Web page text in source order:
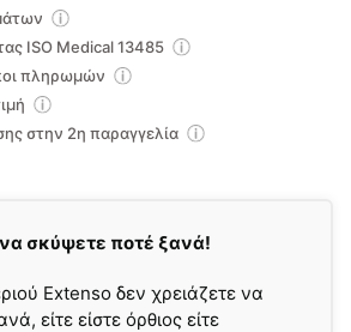
σκύψετε ποτέ ξανά!
Extenso δεν χρειάζετε να
είτε είστε όρθιος είτε
ISO Medical 13485
πληρωμών
στην 2η παραγγελία